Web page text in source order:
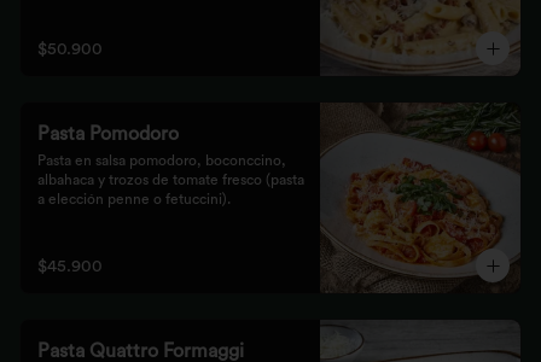
$50.900
Pasta Pomodoro
Pasta en salsa pomodoro, boconccino,
albahaca y trozos de tomate fresco (pasta
a elección penne o fetuccini).
$45.900
Pasta Quattro Formaggi